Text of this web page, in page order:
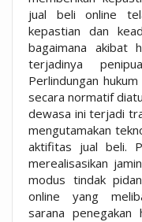
jual beli online
kepastian dan
bagaimana akibat
terjadinya
Perlindungan
secara normatif
dewasa ini terjadi
mengutamakan
aktifitas jual beli.
merealisasikan
modus tindak
online yang
sarana penegakan